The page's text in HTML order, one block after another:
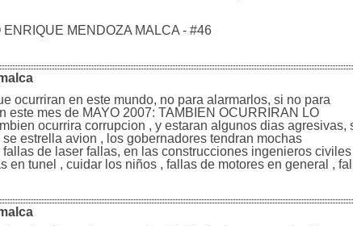
MENDOZA MALCA - #46
ocurriran en este mundo, no para alarmarlos, si no para
mes de MAYO 2007: TAMBIEN OCURRIRAN LO
ocurrira corrupcion , y estaran algunos dias agresivas,
estrella avion , los gobernadores tendran mochas
de laser fallas, en las construcciones ingenieros
tunel , cuidar los niños , fallas de motores en general ,